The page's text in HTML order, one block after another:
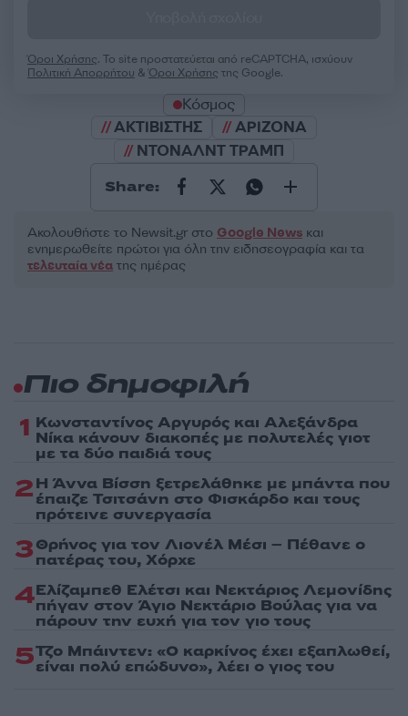
Όροι Χρήσης. Το site προστατεύεται από reCAPTCHA, ισχύουν
Πολιτική Απορρήτου &Όροι Χρήσης της Google.
Κόσμος
ΑΚΤΙΒΙΣΤΗΣ
ΑΡΙΖΟΝΑ
ΝΤΟΝΑΛΝΤ ΤΡΑΜΠ
Share:
Ακολουθήστε το Νewsit.gr στο Google News και
ενημερωθείτε πρώτοι για όλη την ειδησεογραφία και τα
τελευταία νέα της ημέρας
Πιο δημοφιλή
1 Κωνσταντίνος Αργυρός και Αλεξάνδρα
Νίκα κάνουν διακοπές με πολυτελές γιοτ
με τα δύο παιδιά τους
2Η Άννα Βίσση ξετρελάθηκε με μπάντα που
έπαιζε Τσιτσάνη στο Φισκάρδο και τους
πρότεινε συνεργασία
3Θρήνος για τον Λιονέλ Μέσι – Πέθανε ο
πατέρας του, Χόρχε
4Ελίζαμπεθ Ελέτσι και Νεκτάριος Λεμονίδης
πήγαν στον Άγιο Νεκτάριο Βούλας για να
πάρουν την ευχή για τον γιο τους
5Τζο Μπάιντεν: «Ο καρκίνος έχει εξαπλωθεί,
είναι πολύ επώδυνο», λέει ο γιος του